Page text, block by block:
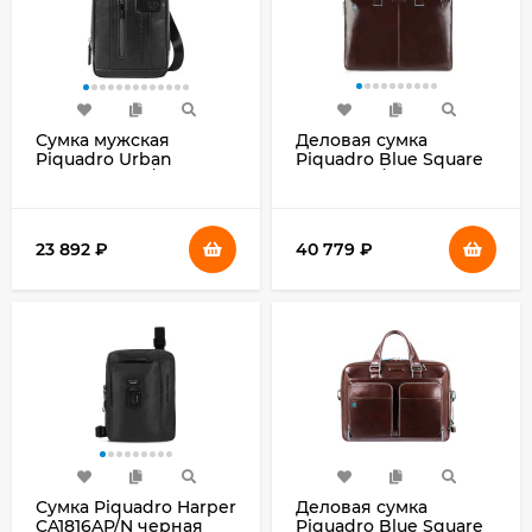
Сумка мужская
Piquadro Urban
23 892 ₽
Деловая сумка
Piquadro Blue Square
натур.кожа
40 779 ₽
Сумка Piquadro Harper
CA1816AP/N черная
Деловая сумка
Piquadro Blue Square